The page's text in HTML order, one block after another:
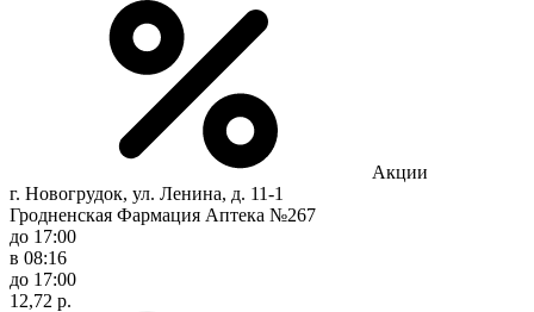
Акции
г. Новогрудок, ул. Ленина, д. 11-1
Гродненская Фармация Аптека №267
до 17:00
в 08:16
до 17:00
12,72 р.